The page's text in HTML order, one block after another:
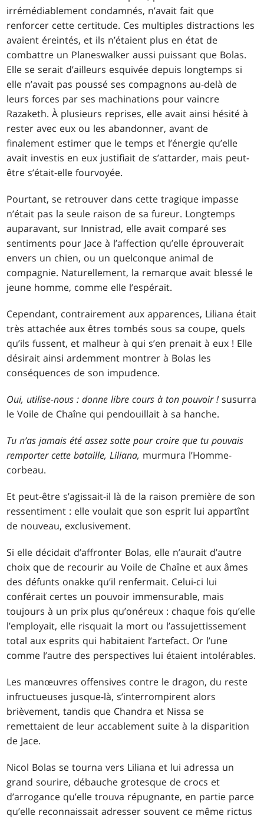
irrémédiablement condamnés, n’avait fait que
renforcer cette certitude. Ces multiples distractions les
avaient éreintés, et ils n’étaient plus en état de
combattre un Planeswalker aussi puissant que Bolas.
Elle se serait d’ailleurs esquivée depuis longtemps si
elle n’avait pas poussé ses compagnons au-delà de
leurs forces par ses machinations pour vaincre
Razaketh. À plusieurs reprises, elle avait ainsi hésité à
rester avec eux ou les abandonner, avant de
finalement estimer que le temps et l’énergie qu’elle
avait investis en eux justifiait de s’attarder, mais peut-
être s’était-elle fourvoyée.
Pourtant, se retrouver dans cette tragique impasse
n’était pas la seule raison de sa fureur. Longtemps
auparavant, sur Innistrad, elle avait comparé ses
sentiments pour Jace à l’affection qu’elle éprouverait
envers un chien, ou un quelconque animal de
compagnie. Naturellement, la remarque avait blessé le
jeune homme, comme elle l’espérait.
Cependant, contrairement aux apparences, Liliana était
très attachée aux êtres tombés sous sa coupe, quels
qu’ils fussent, et malheur à qui s’en prenait à eux ! Elle
désirait ainsi ardemment montrer à Bolas les
conséquences de son impudence.
Oui, utilise-nous : donne libre cours à ton pouvoir !susurra
le Voile de Chaîne qui pendouillait à sa hanche.
Tu n’as jamais été assez sotte pour croire que tu pouvais
remporter cette bataille, Liliana, murmura l’Homme-
corbeau.
Et peut-être s’agissait-il là de la raison première de son
ressentiment : elle voulait que son esprit lui appartînt
de nouveau, exclusivement.
Si elle décidait d’affronter Bolas, elle n’aurait d’autre
choix que de recourir au Voile de Chaîne et aux âmes
des défunts onakke qu’il renfermait. Celui-ci lui
conférait certes un pouvoir immensurable, mais
toujours à un prix plus qu’onéreux : chaque fois qu’elle
l’employait, elle risquait la mort ou l’assujettissement
total aux esprits qui habitaient l’artefact. Or l’une
comme l’autre des perspectives lui étaient intolérables.
Les manœuvres offensives contre le dragon, du reste
infructueuses jusque-là, s’interrompirent alors
brièvement, tandis que Chandra et Nissa se
remettaient de leur accablement suite à la disparition
de Jace.
Nicol Bolas se tourna vers Liliana et lui adressa un
grand sourire, débauche grotesque de crocs et
d’arrogance qu’elle trouva répugnante, en partie parce
qu’elle reconnaissait adresser souvent ce même rictus